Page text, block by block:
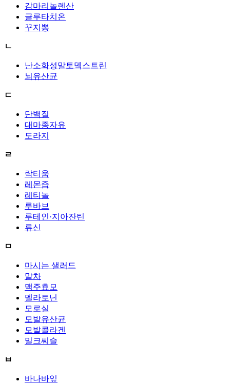
감마리놀렌산
글루타치온
꾸지뽕
ㄴ
난소화성말토덱스트린
뇌유산균
ㄷ
단백질
대마종자유
도라지
ㄹ
락티움
레몬즙
레티놀
루바브
루테인·지아잔틴
류신
ㅁ
마시는 샐러드
말차
맥주효모
멜라토닌
모로실
모발유산균
모발콜라겐
밀크씨슬
ㅂ
바나바잎